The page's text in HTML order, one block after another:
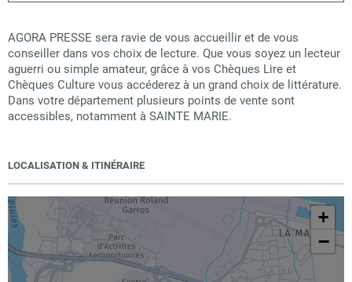
AGORA PRESSE sera ravie de vous accueillir et de vous
conseiller dans vos choix de lecture. Que vous soyez un lecteur
aguerri ou simple amateur, grâce à vos Chèques Lire et
Chèques Culture vous accéderez à un grand choix de littérature.
Dans votre département plusieurs points de vente sont
accessibles, notamment à SAINTE MARIE.
LOCALISATION & ITINÉRAIRE
+
−